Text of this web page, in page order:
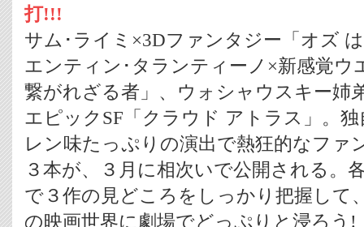
打!!!
サム･ライミ×3Dファンタジー「オズ
エンティン･タランティーノ×新感覚ウ
繋がれざる者」、ウォシャウスキー姉
エピックSF「クラウド アトラス」。
レン味たっぷりの演出で熱狂的なファ
３本が、３月に相次いで公開される。
で３作の見どころをしっかり把握して
の映画世界に劇場でどっぷりと浸ろう!